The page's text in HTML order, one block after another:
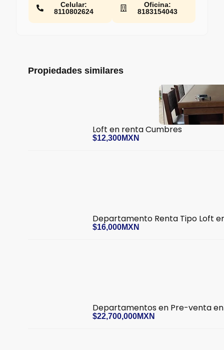
Celular:
8110802624
Oficina:
8183154043
Propiedades similares
Loft en renta Cumbres
$12,300MXN
Departamento Renta Tipo Loft
$16,000MXN
Departamentos en Pre-venta
$22,700,000MXN